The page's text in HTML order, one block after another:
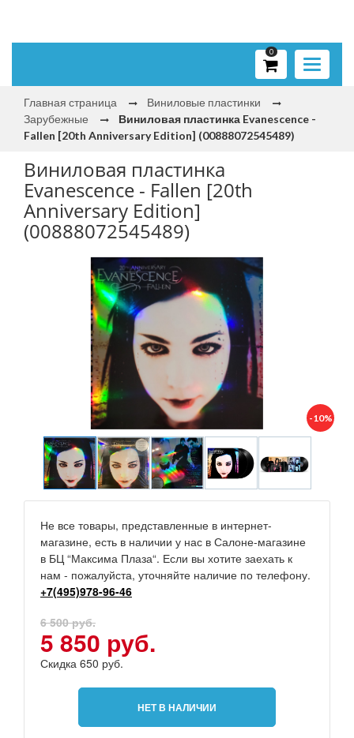
Toggle
0
Главная страница
Виниловые пластинки
Зарубежные
Виниловая пластинка Evanescence -
Fallen [20th Anniversary Edition] (00888072545489)
Виниловая пластинка
Evanescence - Fallen [20th
Anniversary Edition]
(00888072545489)
-10%
Не все товары, представленные в интернет-
магазине, есть в наличии у нас в Салоне-магазине
в БЦ “Максима Плаза“. Если вы хотите заехать к
нам - пожалуйста, уточняйте наличие по телефону.
+7(495)978-96-46
6 500 руб.
5 850 руб.
Скидка 650 руб.
НЕТ В НАЛИЧИИ